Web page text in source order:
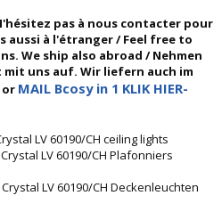
pas à nous contacter pour
à l'étranger / Feel free to
We ship also abroad / Nehmen
uns auf. Wir liefern auch im
or MAIL Bcosy in 1 KLIK HIER-
LV 60190/CH ceiling lights
LV 60190/CH Plafonniers
LV 60190/CH Deckenleuchten